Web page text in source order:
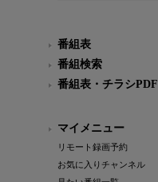
番組表
番組検索
番組表・チラシPDF
マイメニュー
リモート録画予約
お気に入りチャンネル